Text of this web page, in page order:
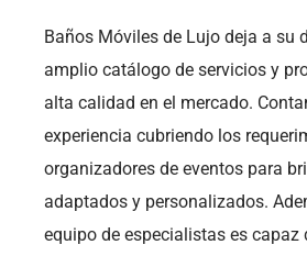
Baños Móviles de Lujo deja a su
amplio catálogo de servicios y
alta calidad en el mercado.
experiencia cubriendo los
organizadores de eventos para
adaptados y personalizados.
equipo de especialistas es capaz